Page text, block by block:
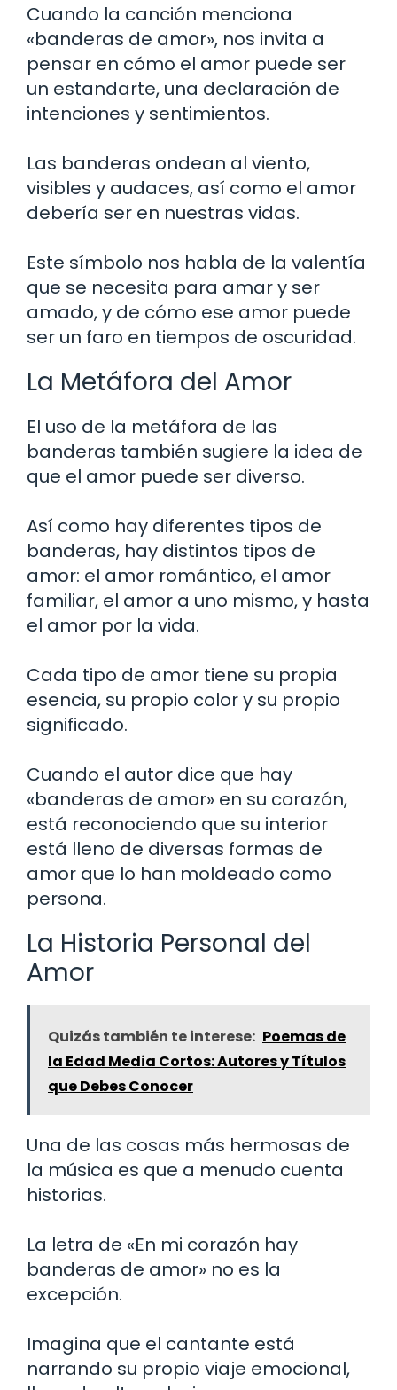
Cuando la canción menciona
«banderas de amor», nos invita a
pensar en cómo el amor puede ser
un estandarte, una declaración de
intenciones y sentimientos.
Las banderas ondean al viento,
visibles y audaces, así como el amor
debería ser en nuestras vidas.
Este símbolo nos habla de la valentía
que se necesita para amar y ser
amado, y de cómo ese amor puede
ser un faro en tiempos de oscuridad.
La Metáfora del Amor
El uso de la metáfora de las
banderas también sugiere la idea de
que el amor puede ser diverso.
Así como hay diferentes tipos de
banderas, hay distintos tipos de
amor: el amor romántico, el amor
familiar, el amor a uno mismo, y hasta
el amor por la vida.
Cada tipo de amor tiene su propia
esencia, su propio color y su propio
significado.
Cuando el autor dice que hay
«banderas de amor» en su corazón,
está reconociendo que su interior
está lleno de diversas formas de
amor que lo han moldeado como
persona.
La Historia Personal del
Amor
Quizás también te interese: Poemas de
la Edad Media Cortos: Autores y Títulos
que Debes Conocer
Una de las cosas más hermosas de
la música es que a menudo cuenta
historias.
La letra de «En mi corazón hay
banderas de amor» no es la
excepción.
Imagina que el cantante está
narrando su propio viaje emocional,